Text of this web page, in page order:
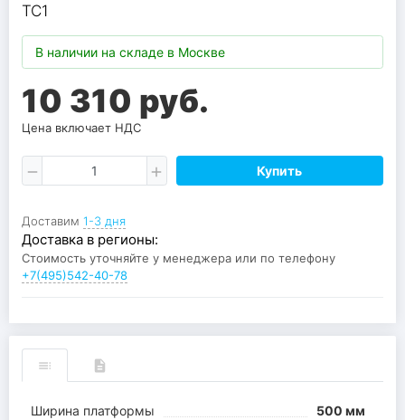
ТС1
В наличии на складе в Москве
10 310 руб.
Цена включает НДС
Купить
Доставим 1-3 дня
Доставка в регионы:
Стоимость уточняйте у менеджера или по телефону
+7(495)542-40-78
Ширина платформы 500 мм